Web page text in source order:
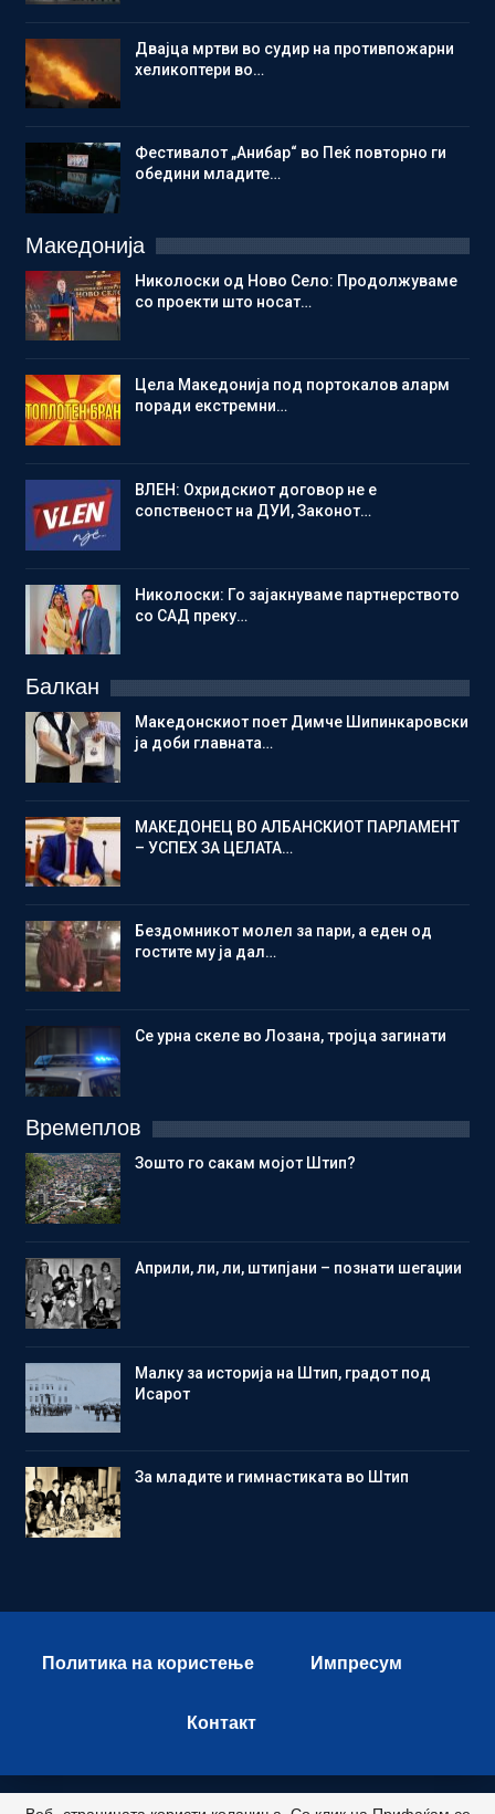
Двајца мртви во судир на противпожарни
хеликоптери во…
Фестивалот „Анибар“ во Пеќ повторно ги
обедини младите…
Македонија
Николоски од Ново Село: Продолжуваме
со проекти што носат…
Цела Македонија под портокалов аларм
поради екстремни…
ВЛЕН: Охридскиот договор не е
сопственост на ДУИ, Законот…
Николоски: Го зајакнуваме партнерството
со САД преку…
Балкан
Македонскиот поет Димче Шипинкаровски
ја доби главната…
МАКЕДОНЕЦ ВО АЛБАНСКИОТ ПАРЛАМЕНТ
– УСПЕХ ЗА ЦЕЛАТА…
Бездомникот молел за пари, а еден од
гостите му ја дал…
Се урна скеле во Лозана, тројца загинати
Времеплов
Зошто го сакам мојот Штип?
Aприли, ли, ли, штипјани – познати шегаџии
Малку за историја на Штип, градот под
Исарот
Зa младите и гимнастиката во Штип
Политика на користење Импресум
Контакт